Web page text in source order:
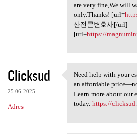
are very fine,We will
only.Thanks! [url=
산전문변호사[/url]
[url=https://
Clicksud
25.06.2025
Adres
Need help with
Need help with your
an affordable
Learn more about our
today. https://